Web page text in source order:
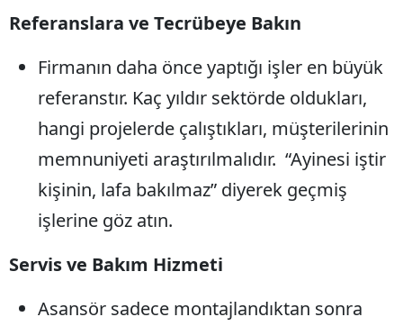
Referanslara ve Tecrübeye Bakın
Firmanın daha önce yaptığı işler en büyük
referanstır. Kaç yıldır sektörde oldukları,
hangi projelerde çalıştıkları, müşterilerinin
memnuniyeti araştırılmalıdır. “Ayinesi iştir
kişinin, lafa bakılmaz” diyerek geçmiş
işlerine göz atın.
Servis ve Bakım Hizmeti
Asansör sadece montajlandıktan sonra